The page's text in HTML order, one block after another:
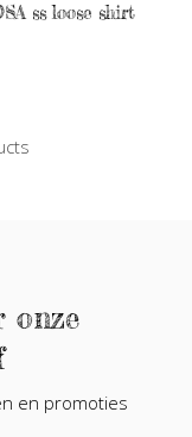
ss loose shirt
onze
en promoties